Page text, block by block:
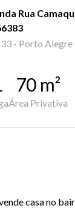
Rua
- Porto Alegre
70 m²
Área Privativa
casa no